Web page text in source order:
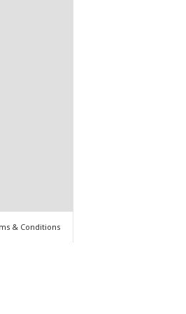
& Conditions